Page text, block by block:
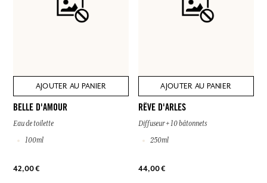
AJOUTER AU PANIER
BELLE D'AMOUR
Eau de toilette
100ml
42,00 €
AJOUTER AU PANIER
RÊVE D'ARLES
Diffuseur + 10 bâtonnets
250ml
44,00 €